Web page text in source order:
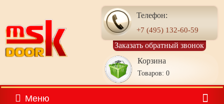
Телефон:
+7 (495) 132-60-59
Заказать обратный звонок
Корзина
Товаров: 0
Меню